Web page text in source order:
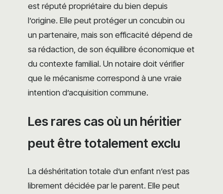
est réputé propriétaire du bien depuis
l’origine. Elle peut protéger un concubin ou
un partenaire, mais son efficacité dépend de
sa rédaction, de son équilibre économique et
du contexte familial. Un notaire doit vérifier
que le mécanisme correspond à une vraie
intention d’acquisition commune.
Les rares cas où un héritier
peut être totalement exclu
La déshéritation totale d’un enfant n’est pas
librement décidée par le parent. Elle peut